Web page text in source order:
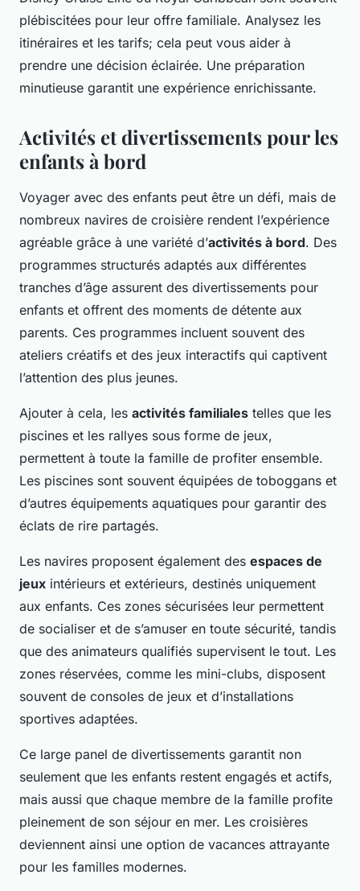
plébiscitées pour leur offre familiale. Analysez les
itinéraires et les tarifs; cela peut vous aider à
prendre une décision éclairée. Une préparation
minutieuse garantit une expérience enrichissante.
Activités et divertissements pour les
enfants à bord
Voyager avec des enfants peut être un défi, mais de
nombreux navires de croisière rendent l’expérience
agréable grâce à une variété d’activités à bord. Des
programmes structurés adaptés aux différentes
tranches d’âge assurent des divertissements pour
enfants et offrent des moments de détente aux
parents. Ces programmes incluent souvent des
ateliers créatifs et des jeux interactifs qui captivent
l’attention des plus jeunes.
Ajouter à cela, les activités familiales telles que les
piscines et les rallyes sous forme de jeux,
permettent à toute la famille de profiter ensemble.
Les piscines sont souvent équipées de toboggans et
d’autres équipements aquatiques pour garantir des
éclats de rire partagés.
Les navires proposent également des espaces de
jeux intérieurs et extérieurs, destinés uniquement
aux enfants. Ces zones sécurisées leur permettent
de socialiser et de s’amuser en toute sécurité, tandis
que des animateurs qualifiés supervisent le tout. Les
zones réservées, comme les mini-clubs, disposent
souvent de consoles de jeux et d’installations
sportives adaptées.
Ce large panel de divertissements garantit non
seulement que les enfants restent engagés et actifs,
mais aussi que chaque membre de la famille profite
pleinement de son séjour en mer. Les croisières
deviennent ainsi une option de vacances attrayante
pour les familles modernes.